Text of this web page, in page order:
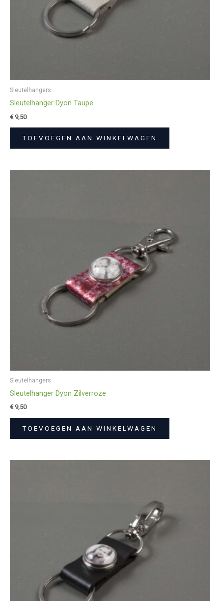
Sleutelhangers
Sleutelhanger Dyon Taupe
€9,50
TOEVOEGEN AAN WINKELWAGEN
Sleutelhangers
Sleutelhanger Dyon Zilverroze
€9,50
TOEVOEGEN AAN WINKELWAGEN